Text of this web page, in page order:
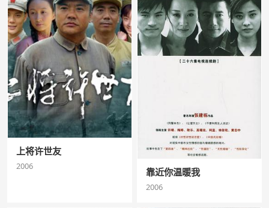
上将许世友
2006
靠近你温暖我
2006